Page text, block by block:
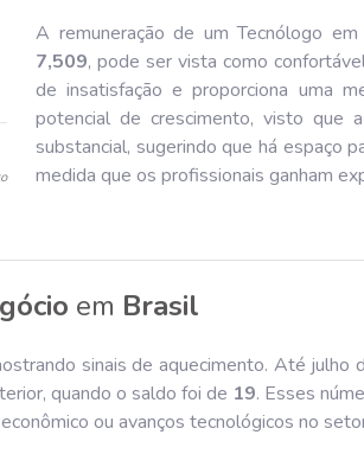
A remuneração de um Tecnólogo
7,509, pode ser vista como
de insatisfação e proporciona uma
potencial de crescimento, visto
substancial, sugerindo que há espaço
medida que os profissionais ganham
em Brasil
sinais de aquecimento. Até julho
quando o saldo foi de 19. Esses
ou avanços tecnológicos no